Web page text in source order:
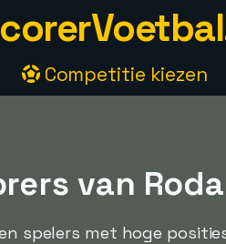
Competitie kiezen
van Roda
spelers met hoge